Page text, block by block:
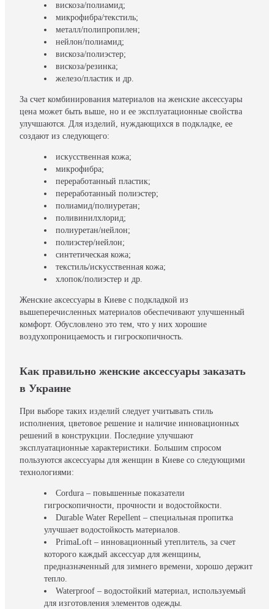
вискоза/полиамид;
микрофибра/текстиль;
металл/полипропилен;
нейлон/полиамид;
вискоза/полиэстер;
вискоза/резинка;
железо/пластик и др.
За счет комбинирования материалов на женские аксессуары
цена может быть выше, но и ее эксплуатационные свойства
улучшаются. Для изделий, нуждающихся в подкладке, ее
создают из следующего:
искусственная кожа;
микрофибра;
переработанный пластик;
переработанный полиэстер;
полиамид/полиуретан;
поливинилхлорид;
полиуретан/нейлон;
полиэстер/нейлон;
синтетическая кожа;
текстиль/искусственная кожа;
хлопок/полиэстер и др.
Женские аксессуары в Киеве с подкладкой из
вышеперечисленных материалов обеспечивают улучшенный
комфорт. Обусловлено это тем, что у них хорошие
воздухопроницаемость и гигроскопичность.
Как правильно женские аксессуары заказать
в Украине
При выборе таких изделий следует учитывать стиль
исполнения, цветовое решение и наличие инновационных
решений в конструкции. Последние улучшают
эксплуатационные характеристики. Большим спросом
пользуются аксессуары для женщин в Киеве со следующими
технологиями:
Cordura – повышенные показатели
гигроскопичности, прочности и водостойкости.
Durable Water Repellent – специальная пропитка
улучшает водостойкость материалов.
PrimaLoft – инновационный утеплитель, за счет
которого каждый аксессуар для женщины,
предназначенный для зимнего времени, хорошо держит
тепло.
Waterproof – водостойкий материал, используемый
для изготовления элементов одежды.